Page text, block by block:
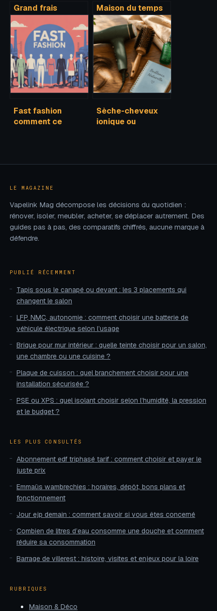
Grand frais
ouverture
prochaine :
comment ne rien
rater des
nouveaux
magasins
Maison du temps
montre avis :
fiabilité, retours
clients et pièges à
éviter
Fast fashion
comment ce
planète
Sèche-cheveux
ionique ou
statique et
LE MAGAZINE
Vapelink Mag décompose les décisions du quotidien :
rénover, isoler, meubler, acheter, se déplacer autrement. Des
guides pas à pas, des comparatifs chiffrés, aucune marque à
défendre.
PUBLIÉ RÉCEMMENT
Tapis sous le canapé ou devant : les 3 placements qui
changent le salon
LFP, NMC, autonomie : comment choisir une batterie de
véhicule électrique selon l’usage
Brique pour mur intérieur : quelle teinte choisir pour un salon,
une chambre ou une cuisine ?
Plaque de cuisson : quel branchement choisir pour une
installation sécurisée ?
PSE ou XPS : quel isolant choisir selon l’humidité, la pression
et le budget ?
LES PLUS CONSULTÉS
Abonnement edf triphasé tarif : comment choisir et payer le
juste prix
Emmaüs wambrechies : horaires, dépôt, bons plans et
fonctionnement
Jour ejp demain : comment savoir si vous êtes concerné
Combien de litres d’eau consomme une douche et comment
réduire sa consommation
Barrage de villerest : histoire, visites et enjeux pour la loire
RUBRIQUES
Maison & Déco